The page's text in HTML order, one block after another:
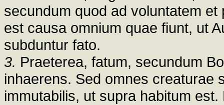
secundum quod ad voluntatem
est causa omnium quae fiunt, ut
subduntur fato.
3. Praeterea, fatum, secundum
inhaerens. Sed omnes creaturae
immutabilis, ut supra habitum